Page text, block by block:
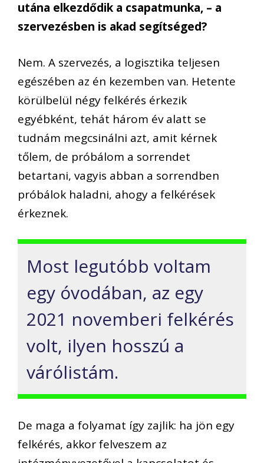
utána elkezdődik a csapatmunka, – a
szervezésben is akad segítséged?
Nem. A szervezés, a logisztika teljesen
egészében az én kezemben van. Hetente
körülbelül négy felkérés érkezik
egyébként, tehát három év alatt se
tudnám megcsinálni azt, amit kérnek
tőlem, de próbálom a sorrendet
betartani, vagyis abban a sorrendben
próbálok haladni, ahogy a felkérések
érkeznek.
Most legutóbb voltam
egy óvodában, az egy
2021 novemberi felkérés
volt, ilyen hosszú a
várólistám.
De maga a folyamat így zajlik: ha jön egy
felkérés, akkor felveszem az